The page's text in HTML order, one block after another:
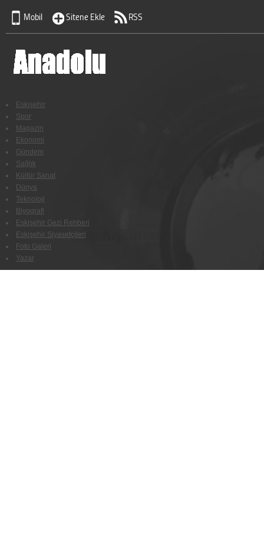
Mobil Sitene Ekle RSS
Eskişehir
Spor
Magazin
Ekonomi
Gündem
Sağlık
Kültür Sanat
Dünya
Teknoloji
Biyografi
Eskişehir Gezi Rehberi
Eskişehir Siyasetçileri
Foto Galeri
Yazar